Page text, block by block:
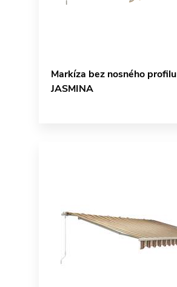
Markíza bez nosného profilu
JASMINA